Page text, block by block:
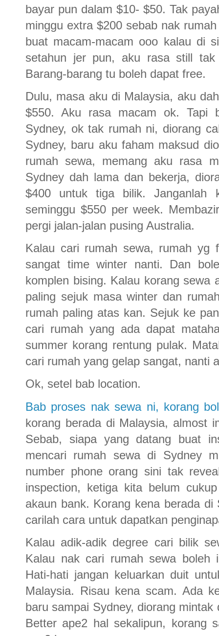
bayar pun dalam $10- $50. Tak
minggu extra $200 sebab nak
buat macam-macam ooo kalau di
setahun jer pun, aku rasa still tak
Barang-barang tu boleh dapat free.
Dulu, masa aku di Malaysia, aku
$550. Aku rasa macam ok. Tapi
Sydney, ok tak rumah ni, diorang
Sydney, baru aku faham maksud
rumah sewa, memang aku rasa
Sydney dah lama dan bekerja,
$400 untuk tiga bilik. Janganlah
seminggu $550 per week.
pergi jalan-jalan pusing Australia.
Kalau cari rumah sewa, rumah yg
sangat time winter nanti. Dan
komplen bising. Kalau korang sewa
paling sejuk masa winter dan
rumah paling atas kan. Sejuk ke
cari rumah yang ada dapat
summer korang rentung pulak.
cari rumah yang gelap sangat, nanti
Ok, setel bab location.
Bab proses nak sewa ni, korang
korang berada di Malaysia, almost
Sebab, siapa yang datang buat
mencari rumah sewa di Sydney
number phone orang sini tak
inspection, ketiga kita belum
akaun bank. Korang kena berada
carilah cara untuk dapatkan
Kalau adik-adik degree cari bilik
Kalau nak cari rumah sewa boleh
Hati-hati jangan keluarkan duit
Malaysia. Risau kena scam. Ada
baru sampai Sydney, diorang
Better ape2 hal sekalipun, korang